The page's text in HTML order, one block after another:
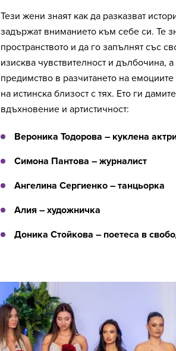
Тези жени знаят как да разказват
задържат вниманието към себе си. Те
пространството и да го запълнят със
изисква чувствителност и дълбочина,
предимство в разчитането на
на истинска близост с тях. Ето ги
вдъхновение и артистичност:
Вероника Тодорова – куклена
Симона Пантова – журналист
Ангелина Сергиенко – танцьорка
Алия – художничка
Доника Стойкова – поетеса в